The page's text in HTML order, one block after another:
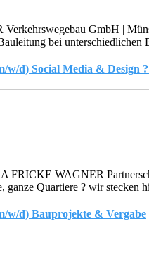
Verkehrswegebau GmbH |
bei
w/d) Social Media & Design
FRICKE WAGNER
ganze Quartiere ? wir stecken
w/d) Bauprojekte & Vergabe